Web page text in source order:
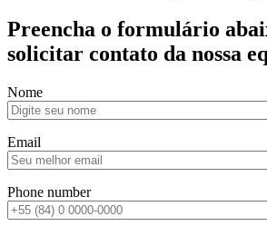
Preencha o formulário
solicitar contato da nossa
Nome
Email
Phone number